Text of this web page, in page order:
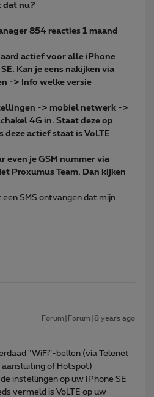
dat nu?
854 reacties 1 maand
actief voor alle iPhone
Kan je eens nakijken via
-> Info welke versie
-> mobiel netwerk ->
4G in. Staat deze op
deze actief staat is VoLTE
even je GSM nummer via
Proxumus Team. Dan kijken
SMS ontvangen dat mijn
Forum|Forum|8 years ago
"WiFi"-bellen (via Telenet
of Hotspot)
instellingen op uw IPhone SE
vermeld is VoLTE op uw